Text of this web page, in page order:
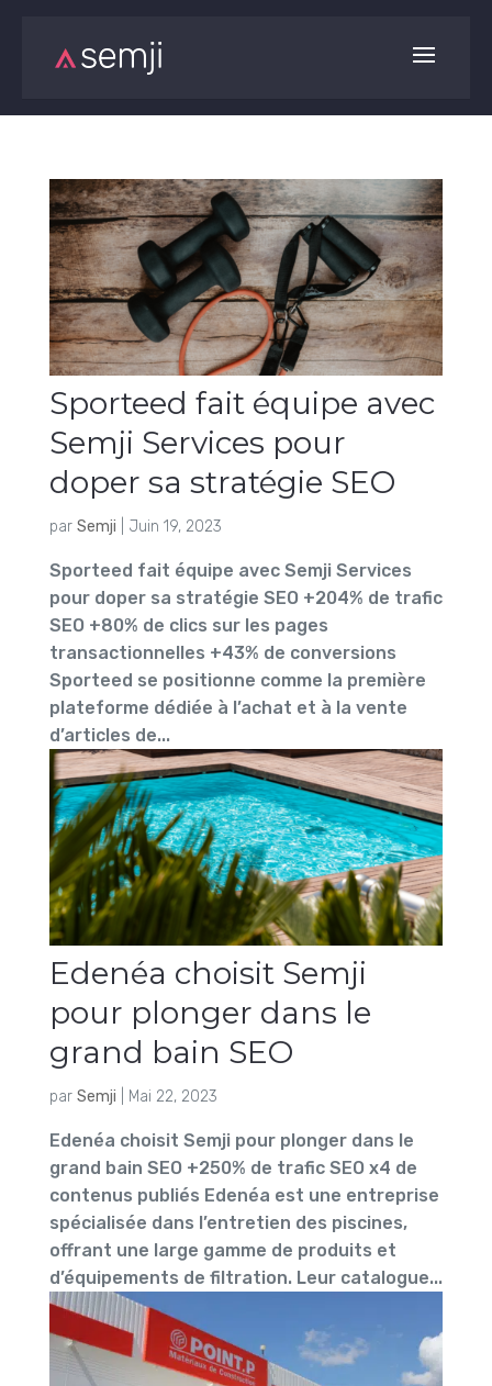
Sporteed fait équipe avec
Semji Services pour
doper sa stratégie SEO
par Semji Juin 19, 2023
Sporteed fait équipe avec Semji Services
pour doper sa stratégie SEO +204% de trafic
SEO +80% de clics sur les pages
transactionnelles +43% de conversions
Sporteed se positionne comme la première
plateforme dédiée à l’achat et à la vente
d’articles de...
Edenéa choisit Semji
pour plonger dans le
grand bain SEO
par Semji Mai 22, 2023
Edenéa choisit Semji pour plonger dans le
grand bain SEO +250% de trafic SEO x4 de
contenus publiés Edenéa est une entreprise
spécialisée dans l’entretien des piscines,
offrant une large gamme de produits et
d’équipements de filtration. Leur catalogue...